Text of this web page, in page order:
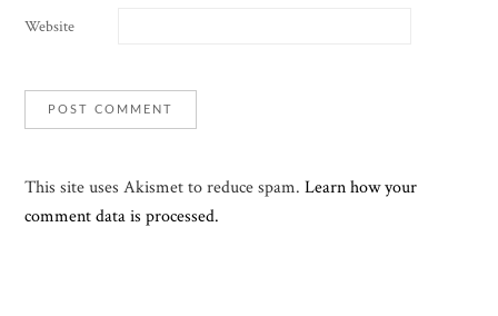
Website
This site uses Akismet to reduce spam.Learn how your
comment data is processed.